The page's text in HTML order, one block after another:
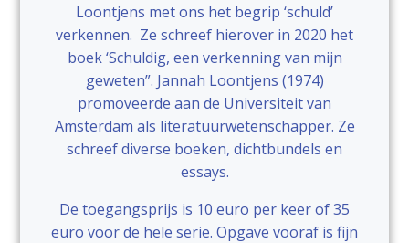
Loontjens met ons het begrip ‘schuld’
verkennen. Ze schreef hierover in 2020 het
boek ‘Schuldig, een verkenning van mijn
geweten”. Jannah Loontjens (1974)
promoveerde aan de Universiteit van
Amsterdam als literatuurwetenschapper. Ze
schreef diverse boeken, dichtbundels en
essays.
De toegangsprijs is 10 euro per keer of 35
euro voor de hele serie. Opgave vooraf is fijn